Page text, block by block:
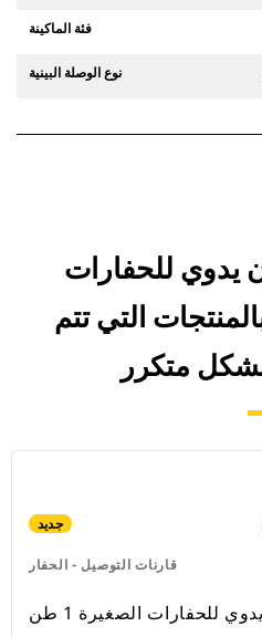
فئة الماكينة
نوع الوصلة البينية
يدوي للحفارات
1 طن بالمنتجات التي تتم
جديد
قارنات التوصيل - الحفار
يدوي للحفارات الصغيرة 1 طن